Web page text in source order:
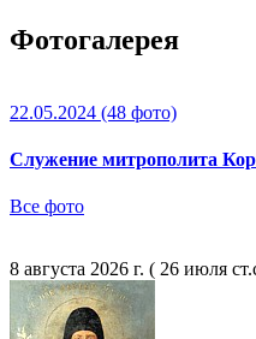
Фотогалерея
22.05.2024 (48 фото)
Служение митрополита
Все фото
8 августа 2026 г. ( 26 июля